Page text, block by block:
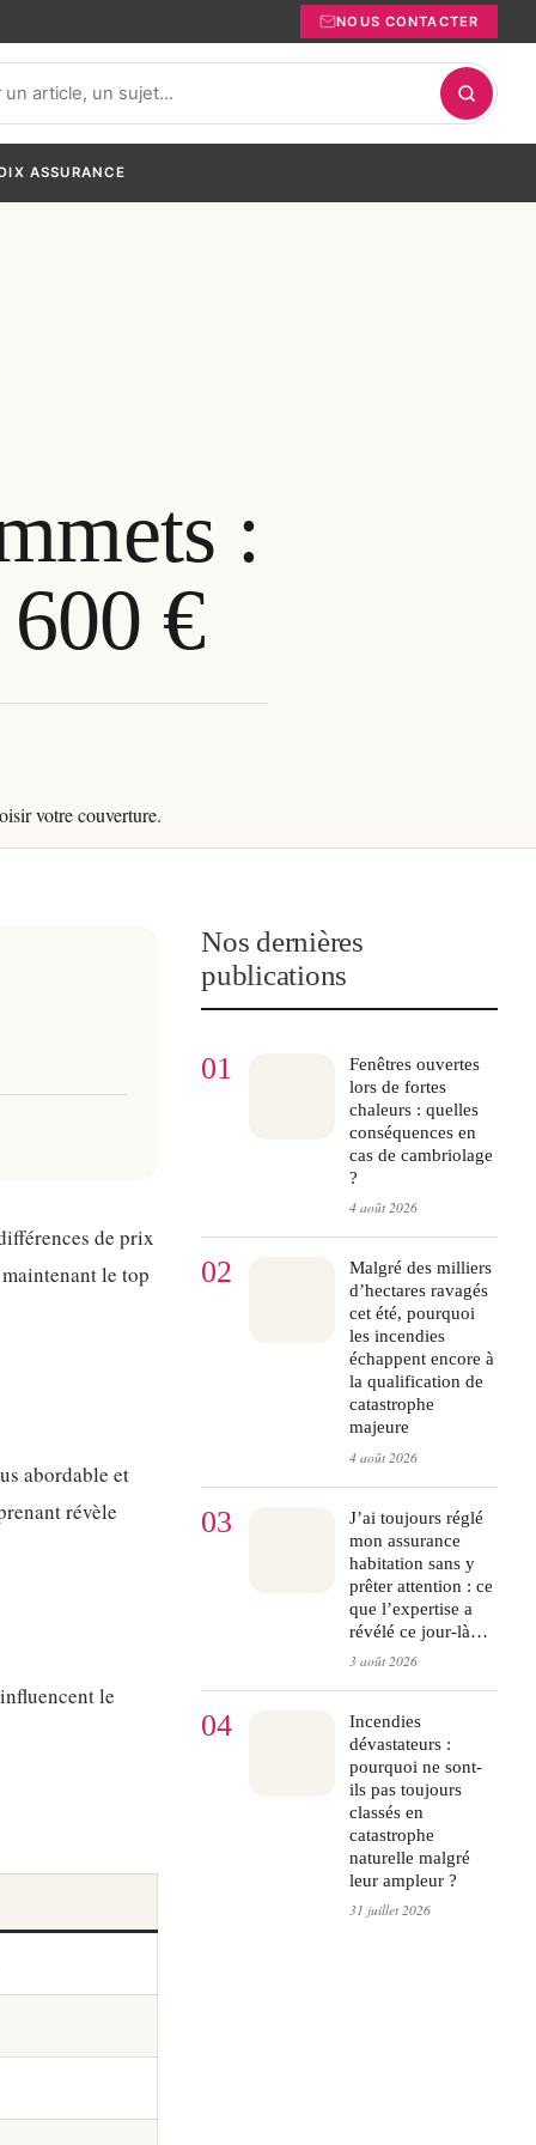
NOUS CONTACTER
ASSURANCE
:
€
de prix
le top
abordable et
révèle
influencent le
Nos dernières
publications
01
Fenêtres ouvertes
lors de fortes
chaleurs : quelles
conséquences en
cas de cambriolage
?
4 août 2026
02
Malgré des milliers
d’hectares ravagés
cet été, pourquoi
les incendies
échappent encore à
la qualification de
catastrophe
majeure
4 août 2026
03
J’ai toujours réglé
mon assurance
habitation sans y
prêter attention : ce
que l’expertise a
révélé ce jour-là…
3 août 2026
04
Incendies
dévastateurs :
pourquoi ne sont-
ils pas toujours
classés en
catastrophe
naturelle malgré
leur ampleur ?
31 juillet 2026